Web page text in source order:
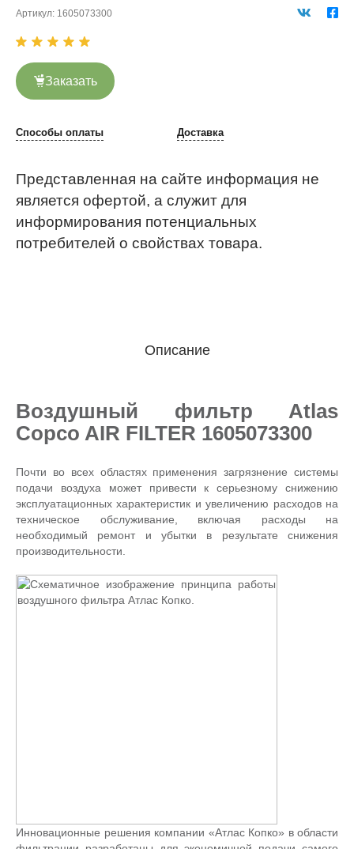
Артикул: 1605073300
Заказать
Способы оплаты Доставка
Представленная на сайте информация не
является офертой, а служит для
информирования потенциальных
потребителей о свойствах товара.
Описание
Воздушный фильтр Atlas
Copco AIR FILTER 1605073300
Почти во всех областях применения загрязнение системы
подачи воздуха может привести к серьезному снижению
эксплуатационных характеристик и увеличению расходов на
техническое обслуживание, включая расходы на
необходимый ремонт и убытки в результате снижения
производительности.
Инновационные решения компании «Атлас Копко» в области